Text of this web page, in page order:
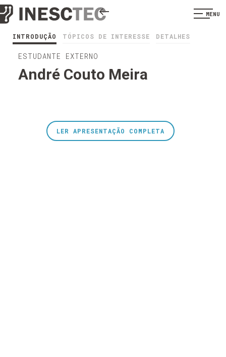
MENU
INTRODUÇÃO TÓPICOS DE INTERESSE DETALHES
ESTUDANTE EXTERNO
André Couto Meira
LER APRESENTAÇÃO COMPLETA